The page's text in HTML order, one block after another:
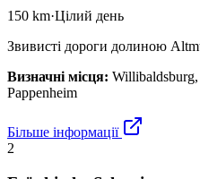
150 km·Цілий день
Звивисті дороги долиною
Визначні місця:
Pappenheim
Більше інформації
2